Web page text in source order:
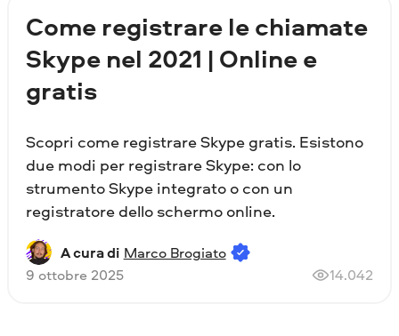
Come registrare le chiamate
Skype nel 2021 | Online e
gratis
Scopri come registrare Skype gratis. Esistono
due modi per registrare Skype: con lo
strumento Skype integrato o con un
registratore dello schermo online.
A cura di Marco Brogiato
9 ottobre 2025
14.042